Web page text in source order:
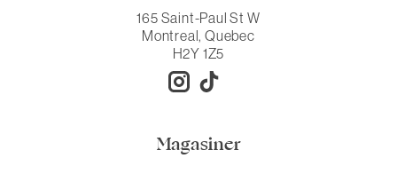
165 Saint-Paul St W
Montreal, Quebec
H2Y 1Z5
Magasiner